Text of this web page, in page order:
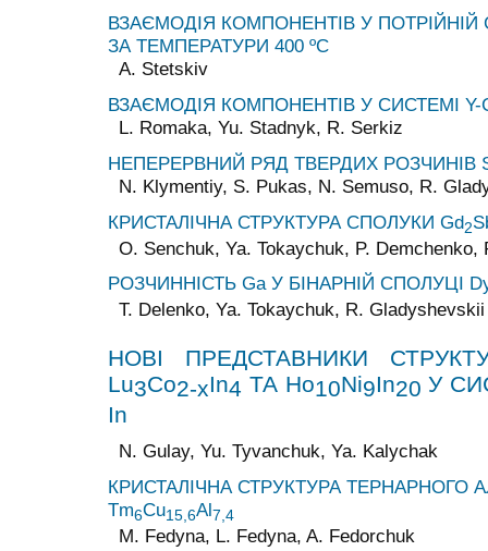
ВЗАЄМОДІЯ КОМПОНЕНТІВ У ПОТРІЙНІЙ
ЗА ТЕМПЕРАТУРИ 400 ºС
A. Stetskiv
ВЗАЄМОДІЯ КОМПОНЕНТІВ У СИСТЕМІ Y-
L. Rоmаkа, Yu. Stadnyk, R. Serkiz
НЕПЕРЕРВНИЙ РЯД ТВЕРДИХ РОЗЧИНІВ
N. Klymentiy, S. Pukas, N. Semuso, R.
КРИСТАЛІЧНА СТРУКТУРА СПОЛУКИ Gd2
O. Senchuk, Ya. Tokaychuk, P.
РОЗЧИННІСТЬ Ga У БІНАРНІЙ СПОЛУЦІ
T. Delenko, Ya. Tokaychuk, R. Gladyshevskii
НОВІ ПРЕДСТАВНИКИ
Lu3Co2-xIn4 ТА Ho10Ni9In20 У
In
N. Gulay, Yu. Tyvanchuk, Ya. Kalychak
КРИСТАЛІЧНА СТРУКТУРА ТЕРНАРНОГО
Tm6Cu15,6Al7,4
M. Fedyna, L. Fedyna, A. Fedorchuk